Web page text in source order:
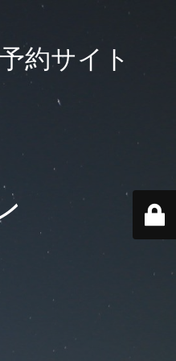
約サイト